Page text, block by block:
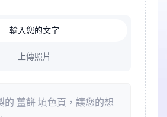
輸入您的文字
上傳照片